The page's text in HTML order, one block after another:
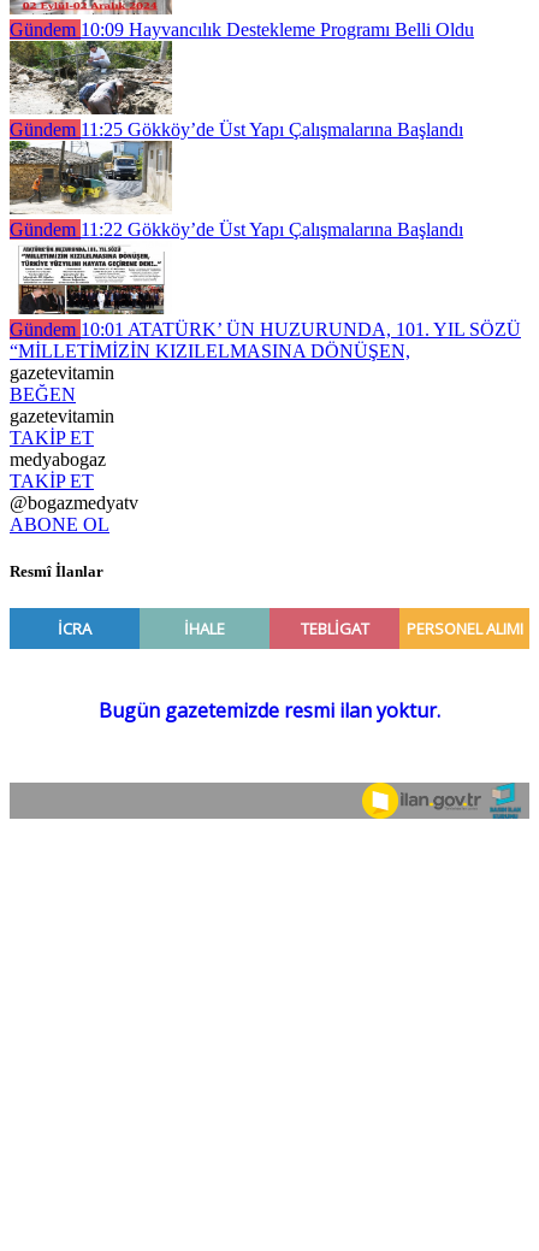
Gündem 10:09 Hayvancılık Destekleme Programı Belli Oldu
Gündem 11:25 Gökköy’de Üst Yapı Çalışmalarına Başlandı
Gündem 11:22 Gökköy’de Üst Yapı Çalışmalarına Başlandı
Gündem 10:01 ATATÜRK’ ÜN HUZURUNDA, 101. YIL SÖZÜ
“MİLLETİMİZİN KIZILELMASINA DÖNÜŞEN,
gazetevitamin
BEĞEN
gazetevitamin
TAKİP ET
medyabogaz
TAKİP ET
@bogazmedyatv
ABONE OL
Resmî İlanlar